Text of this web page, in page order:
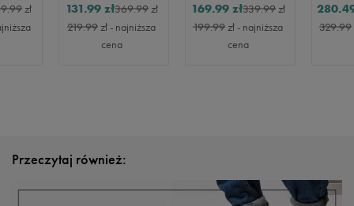
zł
369.99zł
131.99 zł
219.99zł- najniższa
cena
339.99zł
169.99 zł
199.99zł- najniższa
cena
329.99
Przeczytaj również: